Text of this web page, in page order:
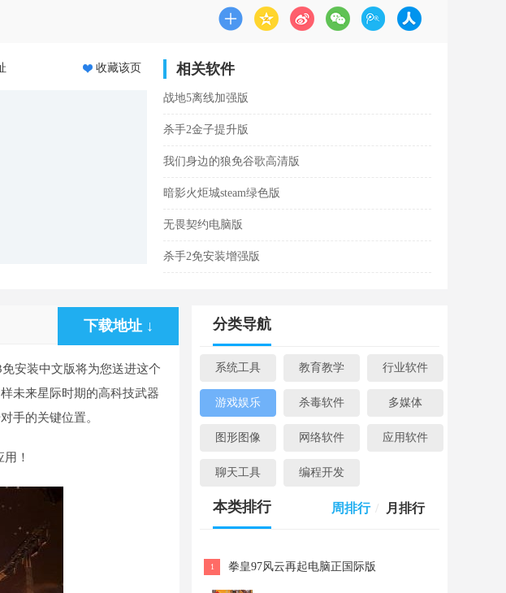
收藏该页 相关软件
战地5离线加强版
杀手2金子提升版
我们身边的狼免谷歌高清版
暗影火炬城steam绿色版
无畏契约电脑版
杀手2免安装增强版
下载地址 ↓
安装中文版将为您送进这个
未来星际时期的高科技武器
手的关键位置。
！
分类导航
系统工具 教育教学 行业软件
游戏娱乐 杀毒软件 多媒体
图形图像 网络软件 应用软件
聊天工具 编程开发
本类排行 周排行 月排行
1 拳皇97风云再起电脑正国际版